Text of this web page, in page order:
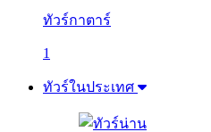
ทัวร์กาตาร์
1
ทัวร์ในประเทศ